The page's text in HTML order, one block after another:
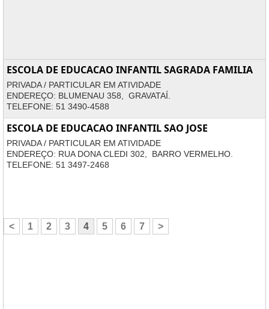
ESCOLA DE EDUCACAO INFANTIL SAGRADA FAMILIA
PRIVADA / PARTICULAR EM ATIVIDADE
ENDEREÇO: BLUMENAU 358, GRAVATAÍ.
TELEFONE: 51 3490-4588
ESCOLA DE EDUCACAO INFANTIL SAO JOSE
PRIVADA / PARTICULAR EM ATIVIDADE
ENDEREÇO: RUA DONA CLEDI 302, BARRO VERMELHO.
TELEFONE: 51 3497-2468
< 1 2 3 4 5 6 7 >